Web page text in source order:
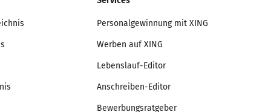
Personalgewinnung mit XING
Werben auf XING
Lebenslauf-Editor
Anschreiben-Editor
Bewerbungsratgeber